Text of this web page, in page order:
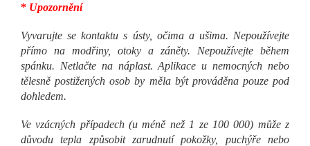
* Upozornění
Vyvarujte se kontaktu s ústy, očima a ušima. Nepoužívejte
přímo na modřiny, otoky a záněty. Nepoužívejte během
spánku. Netlačte na náplast. Aplikace u nemocných nebo
tělesně postižených osob by měla být prováděna pouze pod
dohledem.
Ve vzácných případech (u méně než 1 ze 100 000) může z
důvodu tepla způsobit zarudnutí pokožky, puchýře nebo